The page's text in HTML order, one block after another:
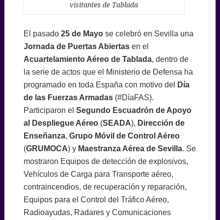
visitantes de Tablada
El pasado 25 de Mayose celebró en Sevilla una
Jornada de Puertas Abiertasen el
Acuartelamiento Aéreo de Tablada, dentro de
la serie de actos que el Ministerio de Defensa ha
programado en toda España con motivo del
Día
de las Fuerzas Armadas (#DíaFAS).
Participaron el Segundo Escuadrón de Apoyo
al Despliegue Aéreo(SEADA), Dirección de
Enseñanza, Grupo Móvil de Control Aéreo
(GRUMOCA) y Maestranza Aérea de Sevilla. Se
mostraron Equipos de detección de explosivos,
Vehículos de Carga para Transporte aéreo,
contraincendios, de recuperación y reparación,
Equipos para el Control del Tráfico Aéreo,
Radioayudas, Radares y Comunicaciones